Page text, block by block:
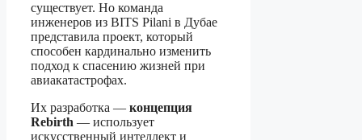
существует. Но команда
инженеров из BITS Pilani в Дубае
представила проект, который
способен кардинально изменить
подход к спасению жизней при
авиакатастрофах.
Их разработка — концепция
Rebirth — использует
искусственный интеллект и